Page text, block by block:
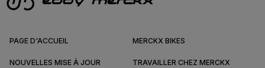
PAGE D'ACCUEIL MERCKX BIKES
NOUVELLES MISE À JOUR TRAVAILLER CHEZ MERCKX